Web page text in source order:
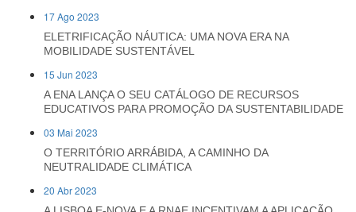
17 Ago 2023
ELETRIFICAÇÃO NÁUTICA: UMA NOVA ERA NA
MOBILIDADE SUSTENTÁVEL
15 Jun 2023
A ENA LANÇA O SEU CATÁLOGO DE RECURSOS
EDUCATIVOS PARA PROMOÇÃO DA SUSTENTABILIDADE
03 Mai 2023
O TERRITÓRIO ARRÁBIDA, A CAMINHO DA
NEUTRALIDADE CLIMÁTICA
20 Abr 2023